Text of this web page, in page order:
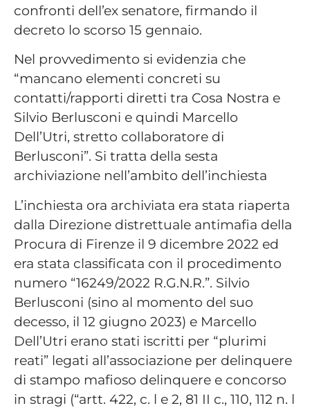
confronti dell’ex senatore, firmando il
decreto lo scorso 15 gennaio.
Nel provvedimento si evidenzia che
“mancano elementi concreti su
contatti/rapporti diretti tra Cosa Nostra e
Silvio Berlusconi e quindi Marcello
Dell’Utri, stretto collaboratore di
Berlusconi”. Si tratta della sesta
archiviazione nell’ambito dell’inchiesta
L’inchiesta ora archiviata era stata riaperta
dalla Direzione distrettuale antimafia della
Procura di Firenze il 9 dicembre 2022 ed
era stata classificata con il procedimento
numero “16249/2022 R.G.N.R.”. Silvio
Berlusconi (sino al momento del suo
decesso, il 12 giugno 2023) e Marcello
Dell’Utri erano stati iscritti per “plurimi
reati” legati all’associazione per delinquere
di stampo mafioso delinquere e concorso
in stragi (“artt. 422, c. l e 2, 81 II c., 110, 112 n. l